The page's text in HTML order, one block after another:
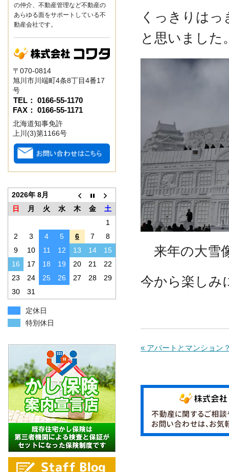
くっきりは
と思いました
来年の大雪
今から楽しみ
« アパートとマンション
の仲介、不動産管理など不動産の
あらゆる面をサポートしている不
動産会社です。
〒070-0814
旭川市川端町4条8丁目4番17
号
TEL： 0166-55-1170
FAX： 0166-55-1171
北海道知事免許
上川(3)第1166号
2026年 8月
日
月 火 水 木 金
土
1
2
3 4 5 6 7
8
9
10 11 12 13 14
15
16
17 18 19 20 21
22
23
24 25 26 27 28
29
30
31
定休日
特別休日